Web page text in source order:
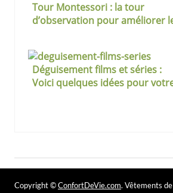
Tour Montessori : la tour
d’observation pour améliorer
Déguisement films et séries :
Voici quelques idées pour
Copyright ©ConfortDeVie.com. Vêtements